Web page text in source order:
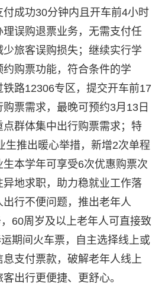
成功30分钟内且开车前4小时
理误购退票业务，无需支付任
旅客误购损失；继续实行学
购票功能，符合条件的学
路12306专区，提交开车前17
票需求，最晚可预约3月13日
群体集中出行购票需求；特
生推出暖心举措，新增2次单程
本学年可享受6次优惠购票次
地求职，助力稳就业工作落
行不便问题，推出老年人
60周岁及以上老年人可直接致
期间火车票，自主选择线上或
支付票款，破解老年人线上
出行更便捷、更舒心。